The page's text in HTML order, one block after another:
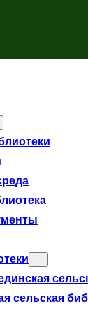
сельская